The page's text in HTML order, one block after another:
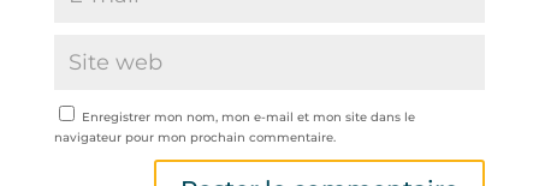
Enregistrer mon nom, mon e-mail et mon site dans le
navigateur pour mon prochain commentaire.